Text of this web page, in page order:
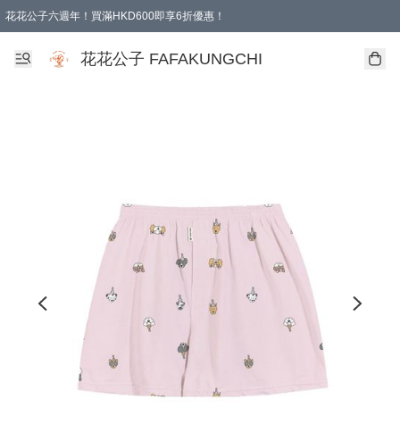
花花公子六週年！買滿HKD600即享6折優惠！
購物滿 HKD 600.00即享免運費優惠！（適用於 本地取貨 )
花花公子 FAFAKUNGCHI